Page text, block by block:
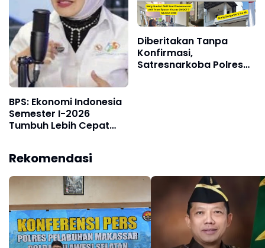
BPS: Ekonomi Indonesia
Semester I-2026
Tumbuh Lebih Cepat
Diberitakan Tanpa
Konfirmasi,
Satresnarkoba Polres
Rekomendasi